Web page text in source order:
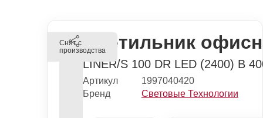
Снят с
производстваСветильник
LINER/S 100 DR LED (2400) B
Артикул
1997040420
Бренд
Световые Технологии